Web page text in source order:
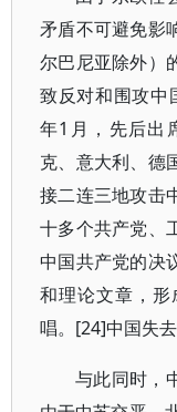
矛盾不可避免影
尔巴尼亚除外）
致反对和围攻中
年1月，先后出
克、意大利、德
接二连三地攻击
十多个共产党、
中国共产党的决
和理论文章，
唱。[24]中国失
与此同时，